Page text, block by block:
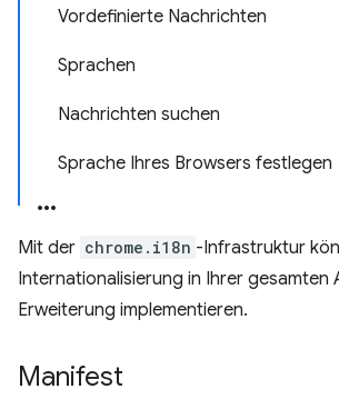
Vordefinierte Nachrichten
Sprachen
Nachrichten suchen
Sprache Ihres Browsers festlegen
Mit der chrome.i18n -Infrastruktur
Internationalisierung in Ihrer gesamten
Erweiterung implementieren.
Manifest